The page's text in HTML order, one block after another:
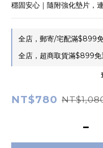
穩固安心｜隨附強化墊片，
全店，郵寄/宅配滿$899免
全店，超商取貨滿$899免
NT$780